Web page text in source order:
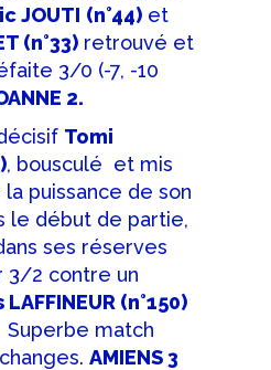
JOUTI (n°44) et
(n°33) retrouvé et
3/0 (-7, -10
2.
Tomi
, bousculé et mis
puissance de son
le début de partie,
ses réserves
3/2 contre un
(n°150)
Superbe match
AMIENS 3